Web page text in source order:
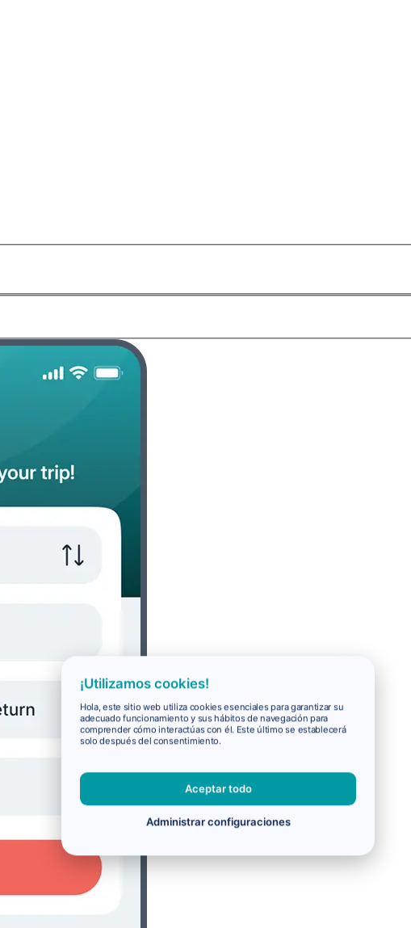
¡Utilizamos cookies!
Hola, este sitio web utiliza cookies esenciales para garantizar su
adecuado funcionamiento y sus hábitos de navegación para
comprender cómo interactúas con él. Este último se establecerá
solo después del consentimiento.
Aceptar todo
Administrar configuraciones